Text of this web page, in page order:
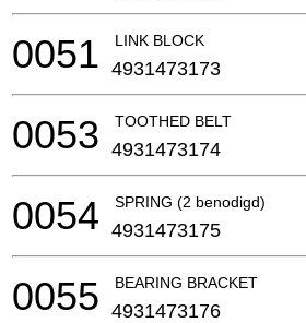
LINK BLOCK
0051 4931473173
TOOTHED BELT
0053 4931473174
SPRING (2 benodigd)
0054 4931473175
BEARING BRACKET
0055 4931473176